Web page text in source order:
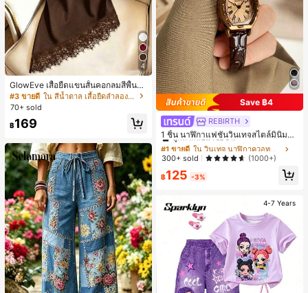
4
GlowEve เสื้อยืดแขนสั้นคอกลมสีพื้นลำ
ลองอเนกประสงค์สำหรับผู้หญิง
#3 ขายดี
ใน สีน้ำตาล เสื้อยืดลำลองพื้นฐาน
70+ sold
฿169
Save ฿4
REBIRTH
1 ชิ้น นาฬิกาแฟชั่นวินเทจสไตล์มินิมอล
เลขโรมันสำหรับผู้หญิง เหมาะสำหรับก
ารตกแต่งประจำวัน
#1 ขายดี
ลูกค้ากลับมาซื้อซ้ำ!
#1 ขายดี
ลูกค้ากลับมาซื้อซ้ำ!
#1 ขายดี
ลูกค้ากลับมาซื้อซ้ำ!
#1 ขายดี
ลูกค้ากลับมาซื้อซ้ำ!
300+ sold (1000+)
฿125 -3%
4-7 Years